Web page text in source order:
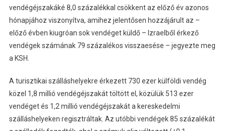
vendégéjszakáké 8,0 százalékkal csökkent az előző év azonos
hónapjához viszonyítva, amihez jelentősen hozzájárult az –
előző évben kiugróan sok vendéget küldő – Izraelből érkező
vendégek számának 79 százalékos visszaesése – jegyezte meg
a KSH.
A turisztikai szálláshelyekre érkezett 730 ezer külföldi vendég
közel 1,8 millió vendégéjszakát töltött el, közülük 513 ezer
vendéget és 1,2 millió vendégéjszakát a kereskedelmi
szálláshelyeken regisztráltak. Az utóbbi vendégek 85 százalékát